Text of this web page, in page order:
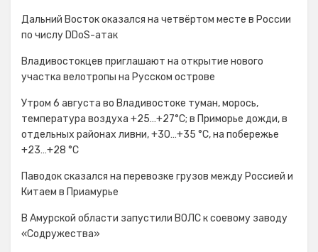
Дальний Восток оказался на четвёртом месте в России
по числу DDoS-атак
Владивостокцев приглашают на открытие нового
участка велотропы на Русском острове
Утром 6 августа во Владивостоке туман, морось,
температура воздуха +25…+27°С; в Приморье дожди, в
отдельных районах ливни, +30…+35 °C, на побережье
+23…+28 °C
Паводок сказался на перевозке грузов между Россией и
Китаем в Приамурье
В Амурской области запустили ВОЛС к соевому заводу
«Содружества»